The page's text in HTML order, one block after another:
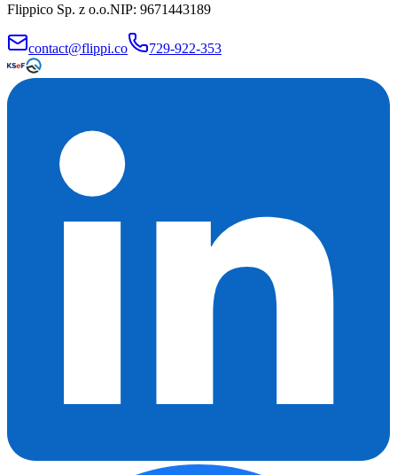
Flippico Sp. z o.o.NIP: 9671443189
contact@flippi.co 729-922-353